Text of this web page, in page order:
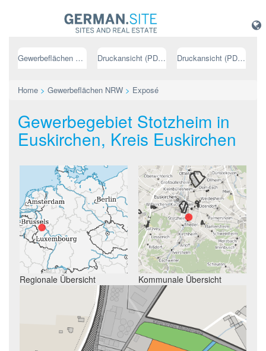
Gewerbeflächen NRW Druckansicht (PDF) // deutsch Druckansicht (PDF) // englisch
Home > Gewerbeflächen NRW > Exposé
Gewerbegebiet Stotzheim in
Euskirchen, Kreis Euskirchen
Regionale Übersicht Kommunale Übersicht